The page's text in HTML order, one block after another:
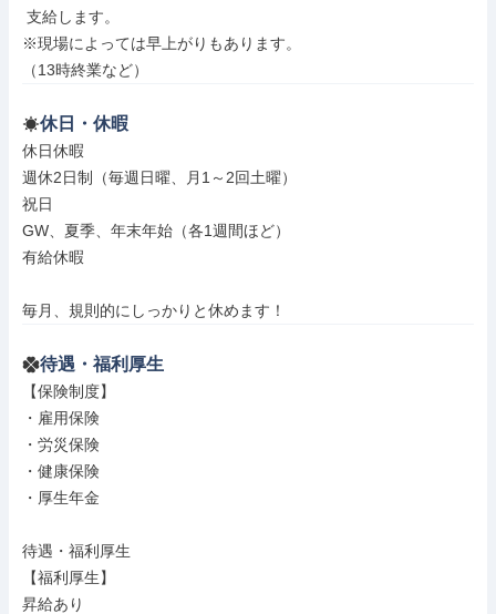
※現場によっては早上がりもあります。
（13時終業など）
休日・休暇
休日休暇
週休2日制（毎週日曜、月1～2回土曜）
祝日
GW、夏季、年末年始（各1週間ほど）
有給休暇
毎月、規則的にしっかりと休めます！
待遇・福利厚生
【保険制度】
・雇用保険
・労災保険
・健康保険
・厚生年金
待遇・福利厚生
【福利厚生】
昇給あり